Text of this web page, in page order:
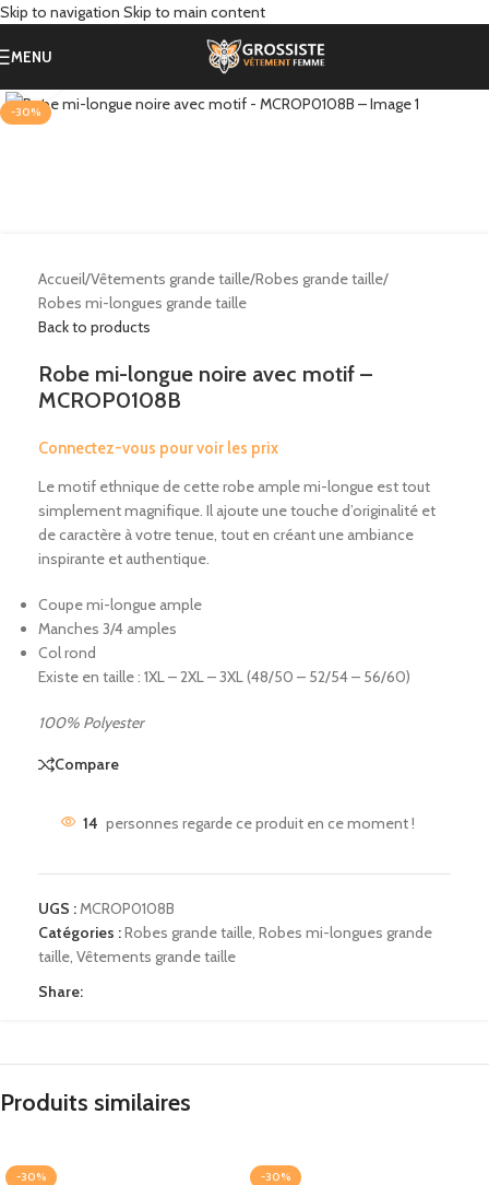
Skip to navigation Skip to main content
MENU
-30%
Accueil/Vêtements grande taille/Robes grande taille/
Robes mi-longues grande taille
Back to products
Robe mi-longue noire avec motif –
MCROP0108B
Connectez-vous pour voir les prix
Le motif ethnique de cette robe ample mi-longue est tout
simplement magnifique. Il ajoute une touche d’originalité et
de caractère à votre tenue, tout en créant une ambiance
inspirante et authentique.
Coupe mi-longue ample
Manches 3/4 amples
Col rond
Existe en taille : 1XL – 2XL – 3XL (48/50 – 52/54 – 56/60)
100% Polyester
Compare
14 personnes regarde ce produit en ce moment !
UGS : MCROP0108B
Catégories :Robes grande taille Robes mi-longues grande
taille Vêtements grande taille
Share:
Produits similaires
-30% -30%